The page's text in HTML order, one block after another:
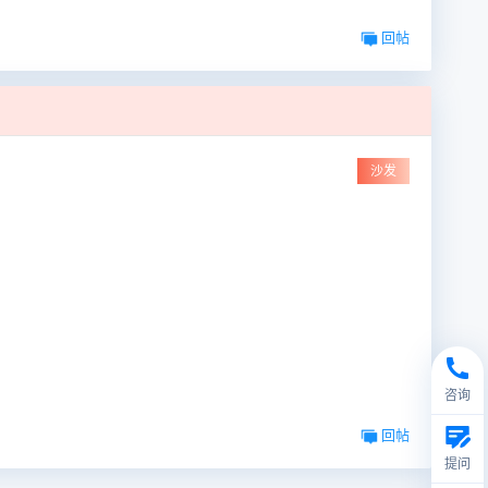
回帖
沙发
回帖
咨询
提问